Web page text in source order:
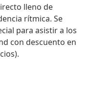
lleno de
rítmica. Se
para asistir a los
con descuento en